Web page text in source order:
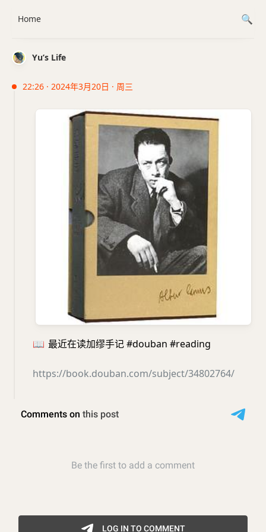
Yu’s Life
22:26 · 2024年3月20日 · 周三
📖 最近在读加缪手记 #douban #reading
https://book.douban.com/subject/34802764/
Home